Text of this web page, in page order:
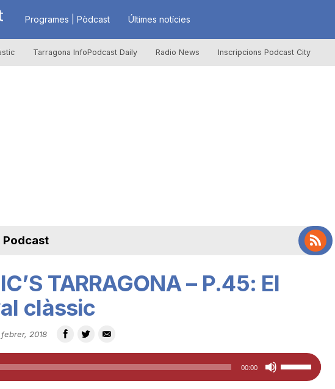
R
à
u
t
a
Programes | Pòdcast Últimes notícies
Tarragona InfoPodcast Daily Radio News Inscripcions Podcast City
Podcast
TARRAGONA – P.45: El
clàssic
febrer, 2018
00:00
Feu
servir